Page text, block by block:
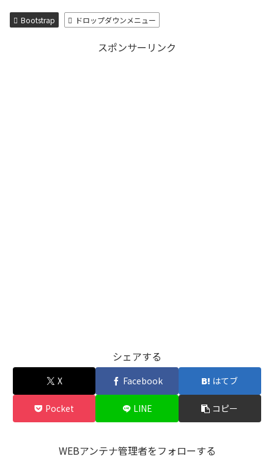
Bootstrap ドロップダウンメニュー
スポンサーリンク
シェアする
X Facebook はてブ
Pocket LINE コピー
WEBアンテナ管理者をフォローする